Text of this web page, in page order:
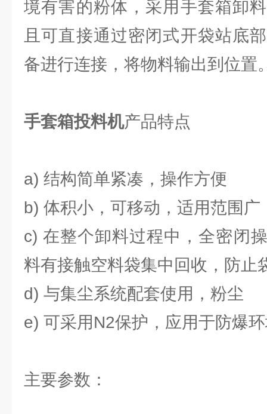
境有害的粉体，采用手套箱卸
且可直接通过密闭式开袋站底
备进行连接，将物料输出到位置
手套箱投料机产品特点
a) 结构简单紧凑，操作方便
b) 体积小，可移动，适用范围广
c) 在整个卸料过程中，全密闭
料有接触空料袋集中回收，防止
d) 与集尘系统配套使用，粉尘
e) 可采用N2保护，应用于防爆
主要参数：